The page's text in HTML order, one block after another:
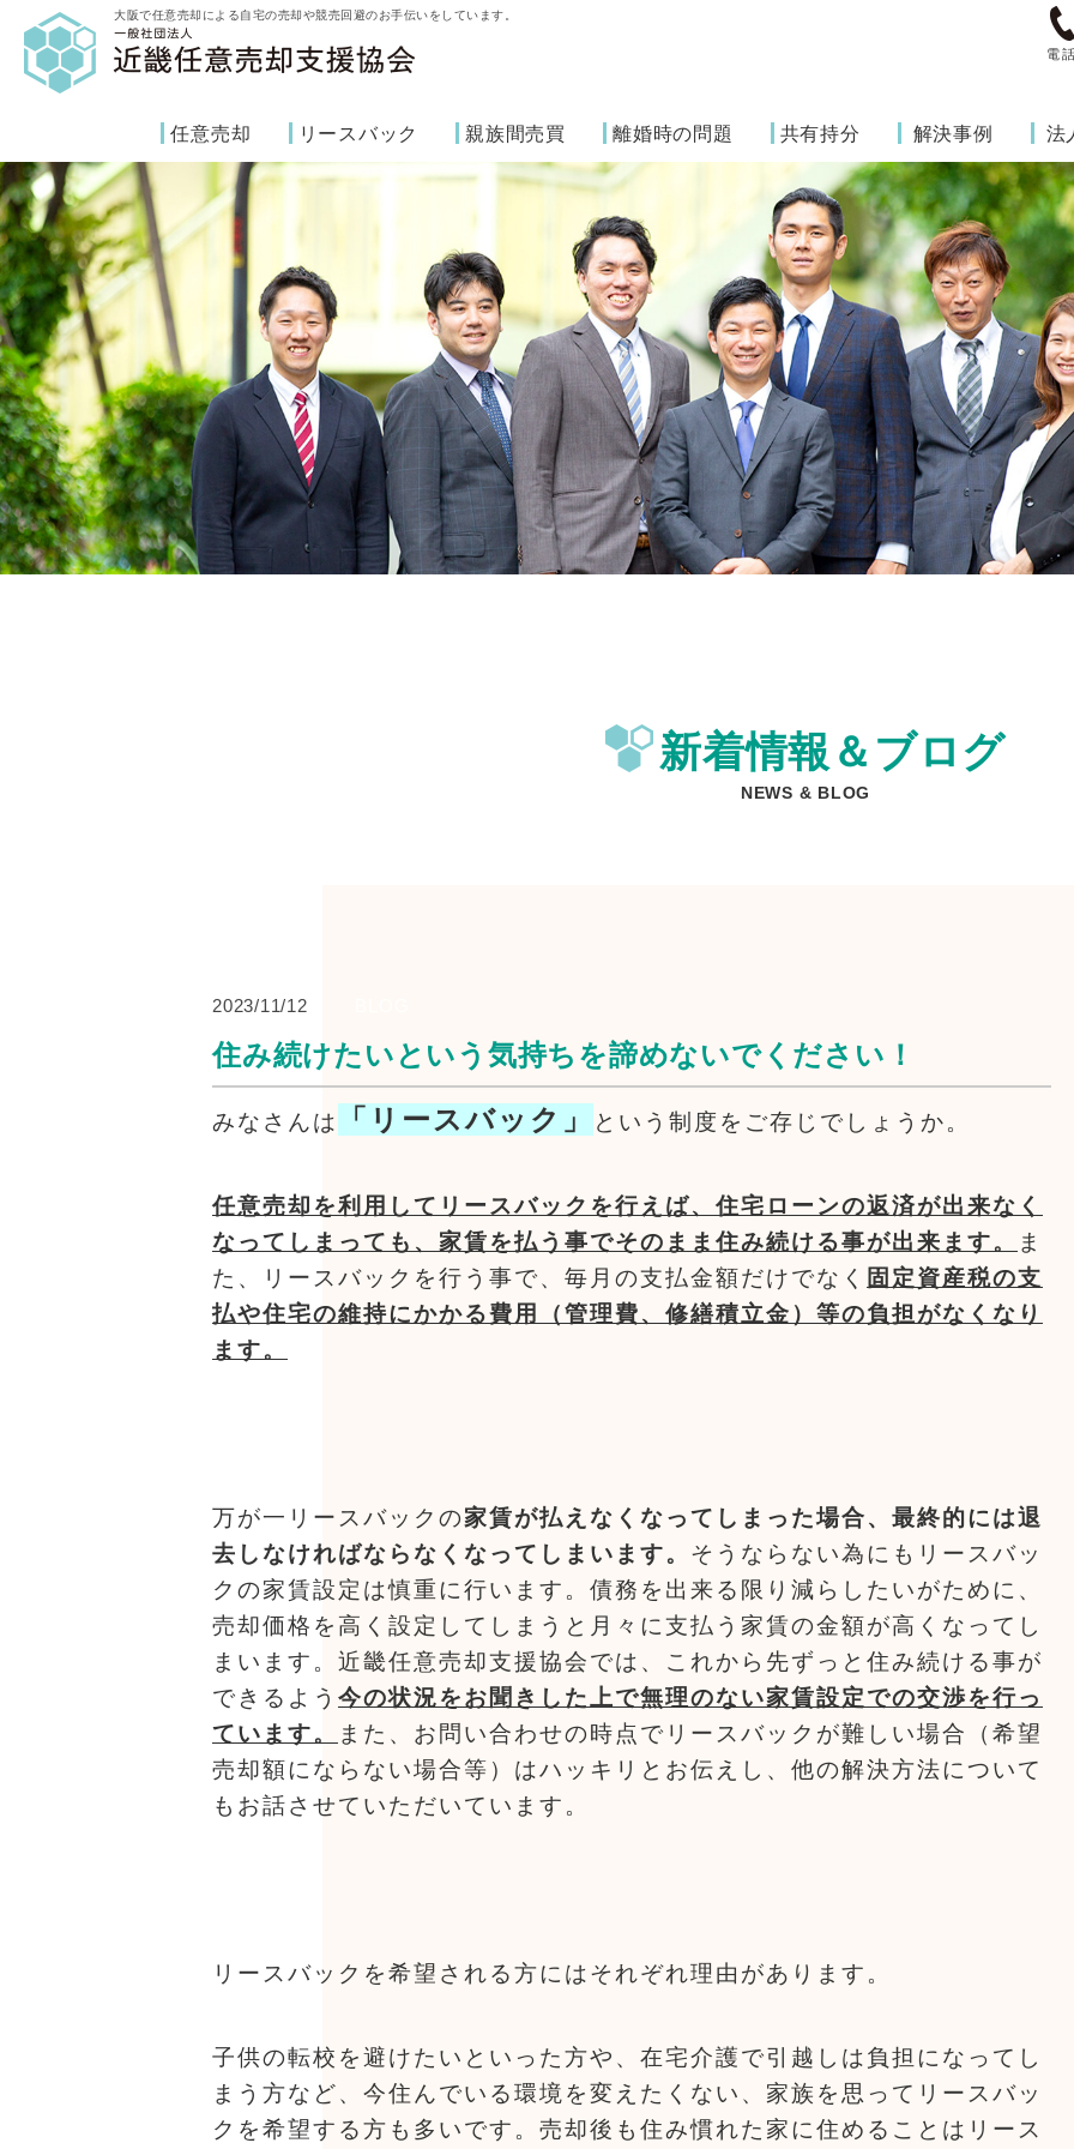
大阪で任意売却による自宅の売却や競売回避のお手伝いをしています。
電
任意売却 リースバック 親族間売買 離婚時の問題 共有持分 解決事例 法
新着情報＆ブログ
NEWS & BLOG
2023/11/12
住み続けたいという気持ちを諦めないでください！
みなさんは 「リースバック」 という制度をご存じでしょうか。
任意売却を利用してリースバックを行えば、住宅ローンの返済が出来なく
なってしまっても、家賃を払う事でそのまま住み続ける事が出来ます。
ま
た、リースバックを行う事で、毎月の支払金額だけでなく 固定資産税の支
払や住宅の維持にかかる費用（管理費、修繕積立金）等の負担がなくなり
ます。
万が一リースバックの家賃が払えなくなってしまった場合、最終的には退
去しなければならなくなってしまいます。 そうならない為にもリースバッ
クの家賃設定は慎重に行います。債務を出来る限り減らしたいがために、
売却価格を高く設定してしまうと月々に支払う家賃の金額が高くなってし
まいます。近畿任意売却支援協会では、これから先ずっと住み続ける事が
できるよう 今の状況をお聞きした上で無理のない家賃設定での交渉を行っ
ています。
また、お問い合わせの時点でリースバックが難しい場合（希望
売却額にならない場合等）はハッキリとお伝えし、他の解決方法について
もお話させていただいています。
リースバックを希望される方にはそれぞれ理由があります。
子供の転校を避けたいといった方や、在宅介護で引越しは負担になってし
まう方など、今住んでいる環境を変えたくない、家族を思ってリースバッ
クを希望する方も多いです。売却後も住み慣れた家に住めることはリース